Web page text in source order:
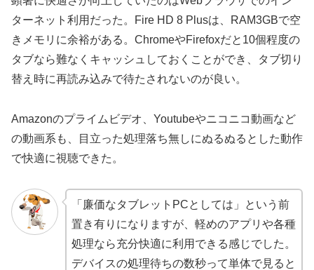
ターネット利用だった。Fire HD 8 Plusは、RAM3GBで空
きメモリに余裕がある。ChromeやFirefoxだと10個程度の
タブなら難なくキャッシュしておくことができ、タブ切り
替え時に再読み込みで待たされないのが良い。
Amazonのプライムビデオ、Youtubeやニコニコ動画など
の動画系も、目立った処理落ち無しにぬるぬるとした動作
で快適に視聴できた。
「廉価なタブレットPCとしては」という前
置き有りになりますが、軽めのアプリや各種
処理なら充分快適に利用できる感じでした。
デバイスの処理待ちの数秒って単体で見ると